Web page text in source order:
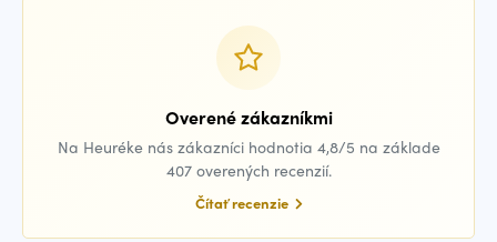
Overené zákazníkmi
Na Heuréke nás zákazníci hodnotia 4,8/5 na základe
407 overených recenzií.
Čítať recenzie